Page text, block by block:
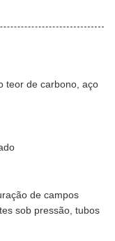
teor de carbono, aço
de campos
sob pressão, tubos